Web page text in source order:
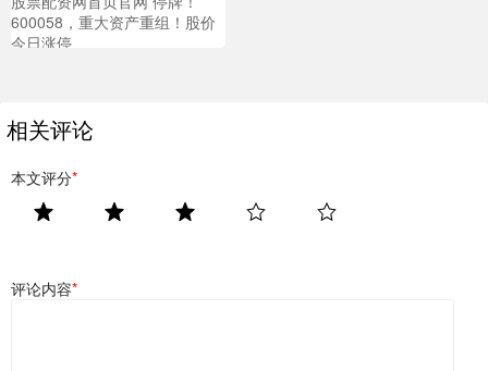
600058，重大资产重组！股价
今日涨停
相关评论
本文评分*
评论内容*